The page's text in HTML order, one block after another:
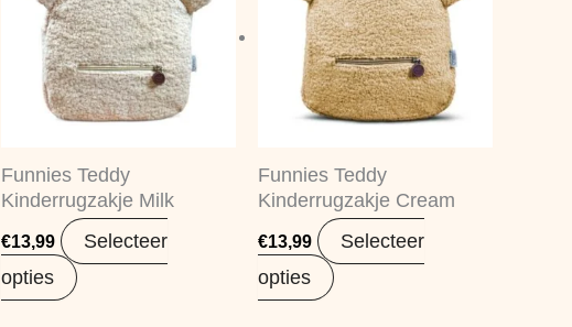
Funnies Teddy
Kinderrugzakje Milk
€13,99
Selecteer
opties
Funnies Teddy
Kinderrugzakje Cream
€13,99
Selecteer
opties